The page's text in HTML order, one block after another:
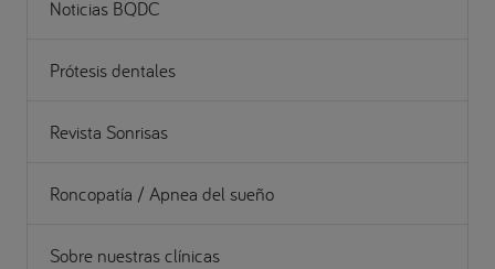
Noticias BQDC
Prótesis dentales
Revista Sonrisas
Roncopatía / Apnea del sueño
Sobre nuestras clínicas